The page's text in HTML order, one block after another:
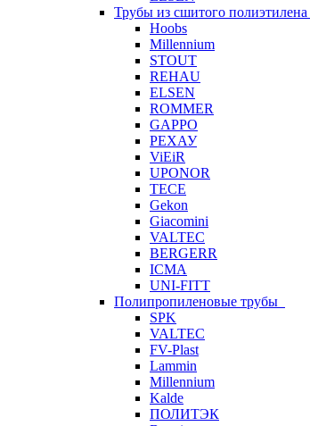
Трубы из сшитого полиэтилена
Hoobs
Millennium
STOUT
REHAU
ELSEN
ROMMER
GAPPO
РЕХАУ
ViEiR
UPONOR
TECE
Gekon
Giacomini
VALTEC
BERGERR
ICMA
UNI-FITT
Полипропиленовые трубы
SPK
VALTEC
FV-Plast
Lammin
Millennium
Kalde
ПОЛИТЭК